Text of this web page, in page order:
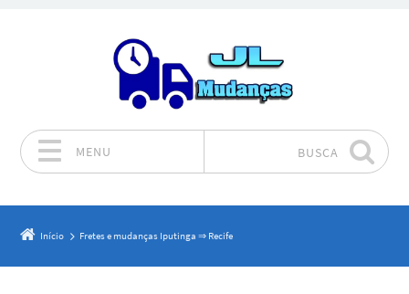
MENU BUSCA
Início Fretes e mudanças Iputinga ⇒ Recife